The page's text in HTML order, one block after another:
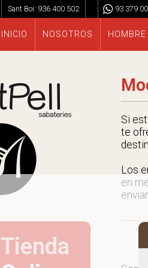
Sant Boi: 936 400 502 93 379
INICIO NOSOTROS HOMBRE
Tienda
Si
te
Los
en